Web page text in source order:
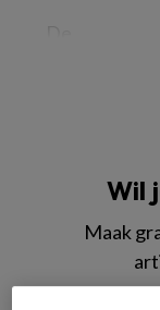
Wil
Maak